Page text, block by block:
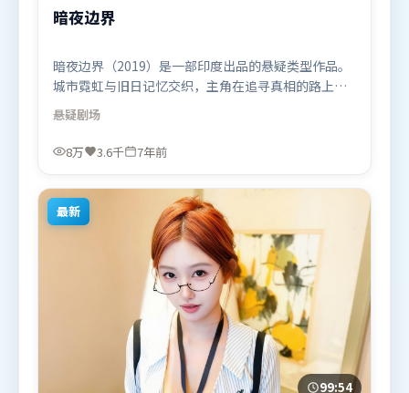
暗夜边界
暗夜边界（2019）是一部印度出品的悬疑类型作品。
城市霓虹与旧日记忆交织，主角在追寻真相的路上不
断付出代价。摄影与美术共同营造出强烈地域气质，
增强沉浸感。由雷德利·斯科特执导，堺雅人、廖
凡、黄政民，阿米尔·汗、咏梅等联袂出演。影片于
欢悬疑题材的观众观看。
悬疑剧场
8万 3.6千 7年前
最新
99:54